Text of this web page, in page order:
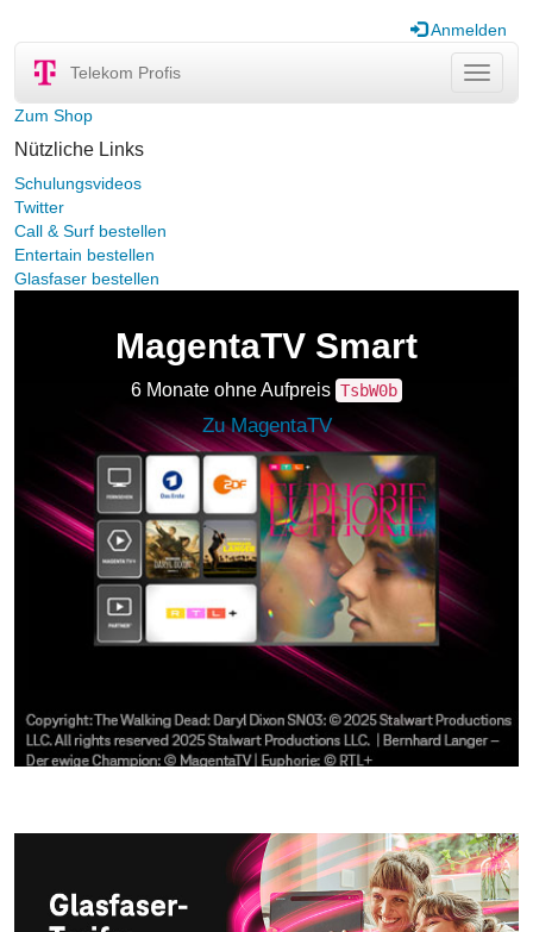
Anmelden
ein-/
Telekom Profis
Zum Shop
Nützliche Links
Schulungsvideos
Twitter
Call & Surf bestellen
Entertain bestellen
Glasfaser bestellen
MagentaTV Smart
6 Monate ohne Aufpreis TsbW0b
Zu MagentaTV